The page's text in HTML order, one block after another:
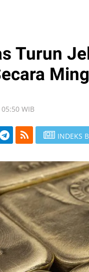
Turun
WIB
INDEKS